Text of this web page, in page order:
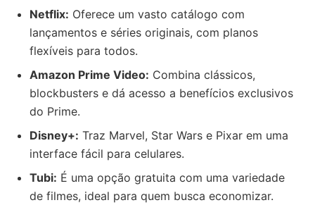
Netflix: Oferece um vasto catálogo com
lançamentos e séries originais, com planos
flexíveis para todos.
Amazon Prime Video: Combina clássicos,
blockbusters e dá acesso a benefícios exclusivos
do Prime.
Disney+: Traz Marvel, Star Wars e Pixar em uma
interface fácil para celulares.
Tubi: É uma opção gratuita com uma variedade
de filmes, ideal para quem busca economizar.